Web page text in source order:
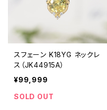
スフェーン K18YG ネックレ
ス（JK44915A）
¥99,999
SOLD OUT